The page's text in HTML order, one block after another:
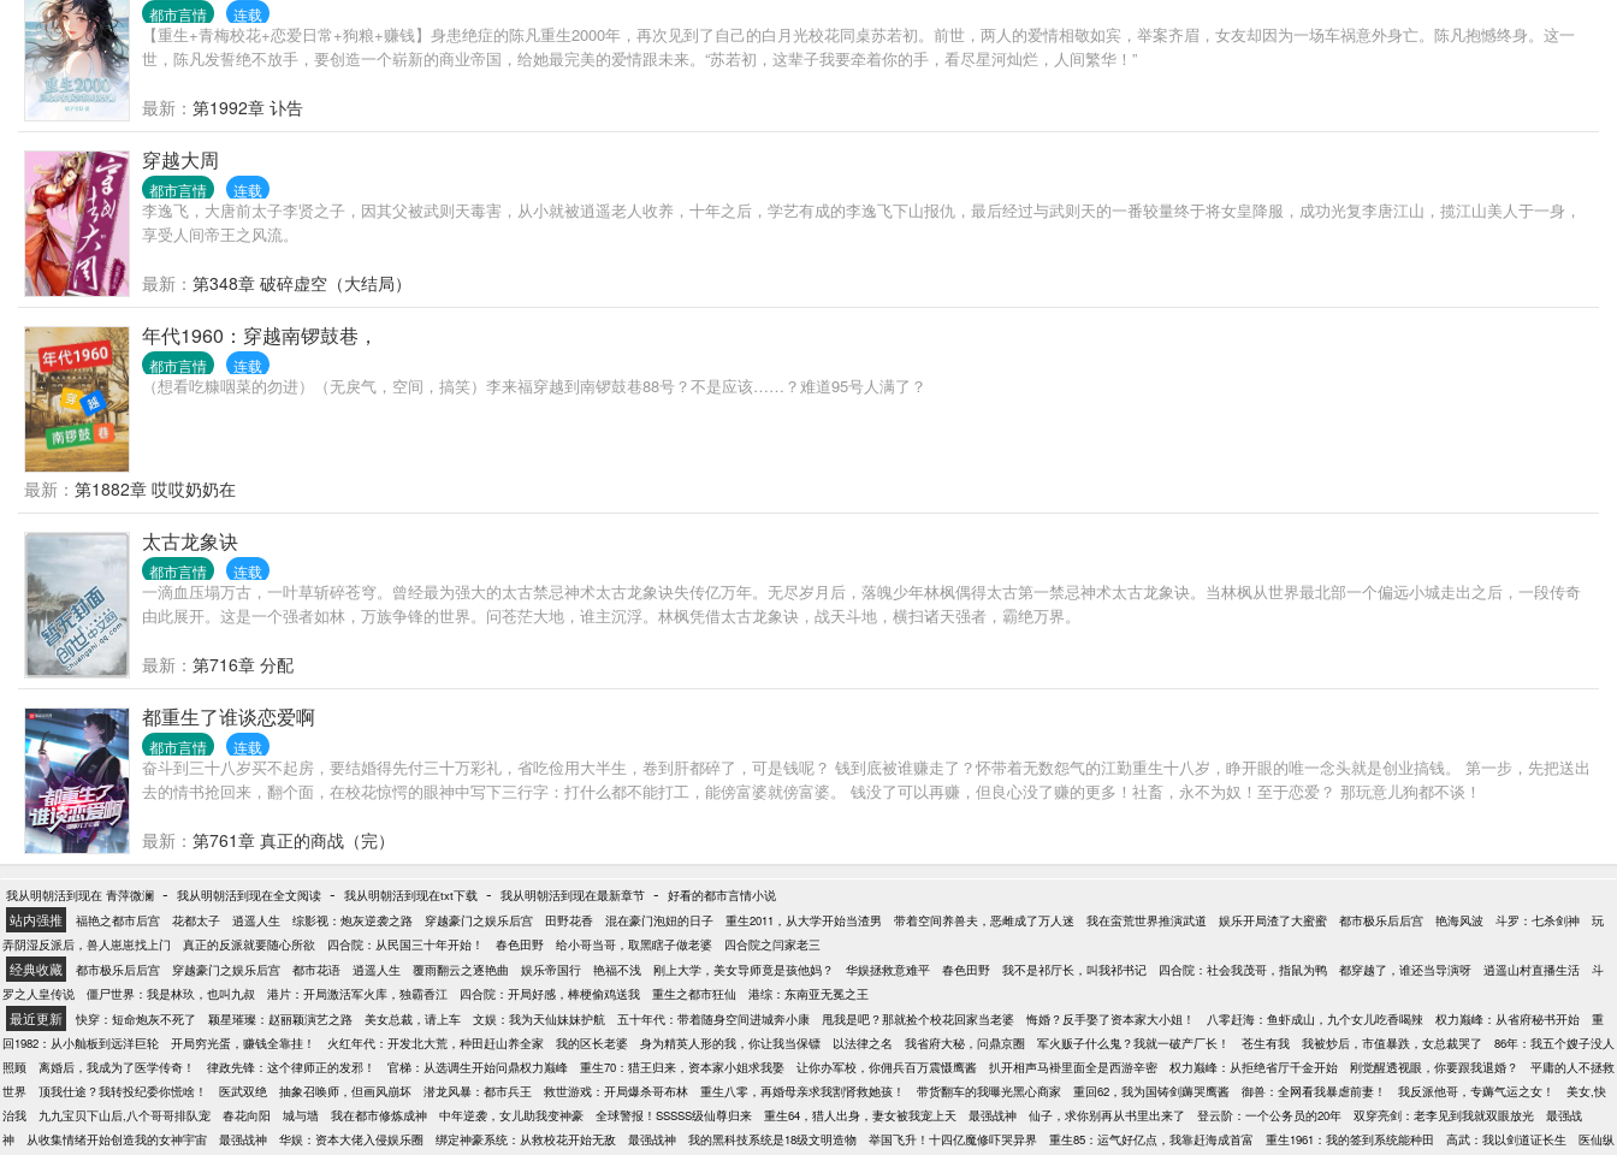
都市言情 连载
【重生+青梅校花+恋爱日常+狗粮+赚钱】身患绝症的陈凡重生2000年，再次见到了自己的白月光校花同桌苏若初。前世，两人的爱情相敬如宾，举案齐眉，女友却因为一场车祸意外身亡。陈凡抱憾终身。这一
世，陈凡发誓绝不放手，要创造一个崭新的商业帝国，给她最完美的爱情跟未来。“苏若初，这辈子我要牵着你的手，看尽星河灿烂，人间繁华！”
最新： 第1992章 讣告
穿越大周
都市言情 连载
李逸飞，大唐前太子李贤之子，因其父被武则天毒害，从小就被逍遥老人收养，十年之后，学艺有成的李逸飞下山报仇，最后经过与武则天的一番较量终于将女皇降服，成功光复李唐江山，揽江山美人于一身，
享受人间帝王之风流。
最新： 第348章 破碎虚空（大结局）
年代1960：穿越南锣鼓巷，
都市言情 连载
（想看吃糠咽菜的勿进）（无戾气，空间，搞笑）李来福穿越到南锣鼓巷88号？不是应该……？难道95号人满了？
最新： 第1882章 哎哎奶奶在
太古龙象诀
都市言情 连载
一滴血压塌万古，一叶草斩碎苍穹。曾经最为强大的太古禁忌神术太古龙象诀失传亿万年。无尽岁月后，落魄少年林枫偶得太古第一禁忌神术太古龙象诀。当林枫从世界最北部一个偏远小城走出之后，一段传奇
由此展开。这是一个强者如林，万族争锋的世界。问苍茫大地，谁主沉浮。林枫凭借太古龙象诀，战天斗地，横扫诸天强者，霸绝万界。
最新： 第716章 分配
都重生了谁谈恋爱啊
都市言情 连载
奋斗到三十八岁买不起房，要结婚得先付三十万彩礼，省吃俭用大半生，卷到肝都碎了，可是钱呢？ 钱到底被谁赚走了？怀带着无数怨气的江勤重生十八岁，睁开眼的唯一念头就是创业搞钱。 第一步，先把送出
去的情书抢回来，翻个面，在校花惊愕的眼神中写下三行字：打什么都不能打工，能傍富婆就傍富婆。 钱没了可以再赚，但良心没了赚的更多！社畜，永不为奴！至于恋爱？ 那玩意儿狗都不谈！
最新： 第761章 真正的商战（完）
我从明朝活到现在 青萍微澜 - 我从明朝活到现在全文阅读 - 我从明朝活到现在txt下载 - 我从明朝活到现在最新章节 - 好看的都市言情小说
站内强推 福艳之都市后宫 花都太子 逍遥人生 综影视：炮灰逆袭之路 穿越豪门之娱乐后宫 田野花香 混在豪门泡妞的日子 重生2011，从大学开始当渣男 带着空间养兽夫，恶雌成了万人迷 我在蛮荒世界推演武道 娱乐开局渣了大蜜蜜 都市极乐后后宫 艳海风波 斗罗：七杀剑神
玩
弄阴湿反派后，兽人崽崽找上门
真正的反派就要随心所欲 四合院：从民国三十年开始！ 春色田野 给小哥当哥，取黑瞎子做老婆 四合院之闫家老三
经典收藏 都市极乐后后宫 穿越豪门之娱乐后宫 都市花语 逍遥人生 覆雨翻云之逐艳曲 娱乐帝国行 艳福不浅 刚上大学，美女导师竟是孩他妈？ 华娱拯救意难平 春色田野 我不是祁厅长，叫我祁书记 四合院：社会我茂哥，指鼠为鸭 都穿越了，谁还当导演呀 逍遥山村直播生活
斗
罗之人皇传说
僵尸世界：我是林玖，也叫九叔 港片：开局激活军火库，独霸香江 四合院：开局好感，棒梗偷鸡送我 重生之都市狂仙 港综：东南亚无冕之王
最近更新 快穿：短命炮灰不死了 颖星璀璨：赵丽颖演艺之路 美女总裁，请上车 文娱：我为天仙妹妹护航 五十年代：带着随身空间进城奔小康 甩我是吧？那就捡个校花回家当老婆 悔婚？反手娶了资本家大小姐！ 八零赶海：鱼虾成山，九个女儿吃香喝辣 权力巅峰：从省府秘书开始
重
回1982：从小舢板到远洋巨轮
开局穷光蛋，赚钱全靠挂！ 火红年代：开发北大荒，种田赶山养全家 我的区长老婆 身为精英人形的我，你让我当保镖 以法律之名 我省府大秘，问鼎京圈 军火贩子什么鬼？我就一破产厂长！ 苍生有我 我被炒后，市值暴跌，女总裁哭了
86年：我五个嫂子没人
照顾
离婚后，我成为了医学传奇！ 律政先锋：这个律师正的发邪！ 官梯：从选调生开始问鼎权力巅峰 重生70：猎王归来，资本家小姐求我娶 让你办军校，你佣兵百万震慑鹰酱 扒开相声马褂里面全是西游辛密 权力巅峰：从拒绝省厅千金开始 刚觉醒透视眼，你要跟我退婚？
平庸的人不拯救
世界
顶我仕途？我转投纪委你慌啥！ 医武双绝 抽象召唤师，但画风崩坏 潜龙风暴：都市兵王 救世游戏：开局爆杀哥布林 重生八零，再婚母亲求我割肾救她孩！ 带货翻车的我曝光黑心商家 重回62，我为国铸剑薅哭鹰酱 御兽：全网看我暴虐前妻！ 我反派他哥，专薅气运之女！
美女,快
治我
九九宝贝下山后,八个哥哥排队宠 春花向阳 城与墙 我在都市修炼成神 中年逆袭，女儿助我变神豪 全球警报！SSSSS级仙尊归来 重生64，猎人出身，妻女被我宠上天 最强战神 仙子，求你别再从书里出来了 登云阶：一个公务员的20年 双穿亮剑：老李见到我就双眼放光
最强战
神
从收集情绪开始创造我的女神宇宙 最强战神 华娱：资本大佬入侵娱乐圈 绑定神豪系统：从救校花开始无敌 最强战神 我的黑科技系统是18级文明造物 举国飞升！十四亿魔修吓哭异界 重生85：运气好亿点，我靠赶海成首富 重生1961：我的签到系统能种田 高武：我以剑道证长生 医仙纵